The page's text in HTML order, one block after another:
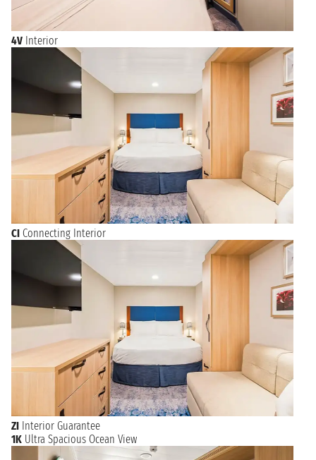
4V Interior
CI Connecting Interior
ZI Interior Guarantee
1K Ultra Spacious Ocean View